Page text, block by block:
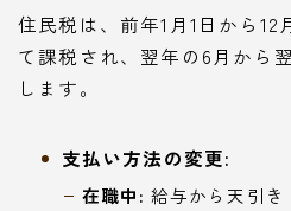
住民税は、前年1月1日から12
て課税され、翌年の6月から
します。
支払い方法の変更:
在職中: 給与から天引き